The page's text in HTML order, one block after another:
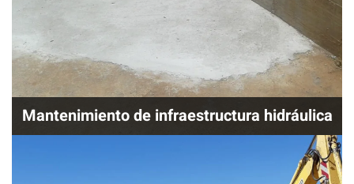
Mantenimiento de infraestructura hidráulica